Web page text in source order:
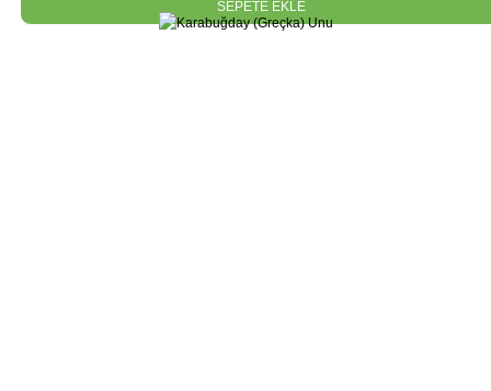
SEPETE EKLE